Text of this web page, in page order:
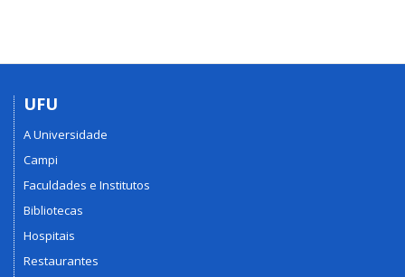
UFU
A Universidade
Campi
Faculdades e Institutos
Bibliotecas
Hospitais
Restaurantes